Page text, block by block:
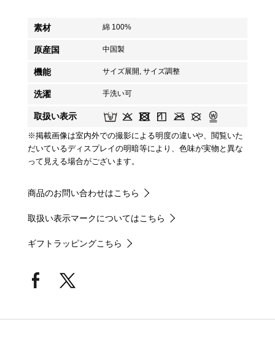
素材 綿 100%
原産国 中国製
機能 サイズ展開, サイズ調整
洗濯 手洗い可
取扱い表示
※掲載画像は室内外での撮影による明度の違いや、閲覧いた
だいているディスプレイの明暗等により、色味が実物と異な
って見える場合がございます。
商品のお問い合わせはこちら
取扱い表示マークについてはこちら
ギフトラッピングこちら